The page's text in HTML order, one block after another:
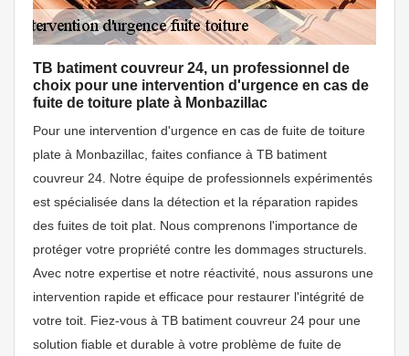
TB batiment couvreur 24, un professionnel de
choix pour une intervention d'urgence en cas de
fuite de toiture plate à Monbazillac
Pour une intervention d'urgence en cas de fuite de toiture
plate à Monbazillac, faites confiance à TB batiment
couvreur 24. Notre équipe de professionnels expérimentés
est spécialisée dans la détection et la réparation rapides
des fuites de toit plat. Nous comprenons l'importance de
protéger votre propriété contre les dommages structurels.
Avec notre expertise et notre réactivité, nous assurons une
intervention rapide et efficace pour restaurer l'intégrité de
votre toit. Fiez-vous à TB batiment couvreur 24 pour une
solution fiable et durable à votre problème de fuite de